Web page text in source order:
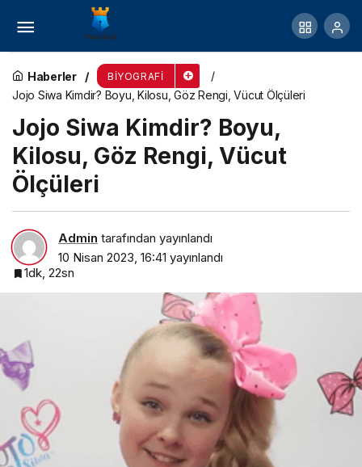
Haberler BIYOGRAFI
Jojo Siwa Kimdir? Boyu, Kilosu, Göz Rengi, Vücut Ölçüleri
Jojo Siwa Kimdir? Boyu,
Kilosu, Göz Rengi, Vücut
Ölçüleri
Admin tarafından yayınlandı
10 Nisan 2023, 16:41 yayınlandı
1dk, 22sn
Jojo Siwa Kimdir? Boyu, Kilosu, Göz Rengi, Vücut